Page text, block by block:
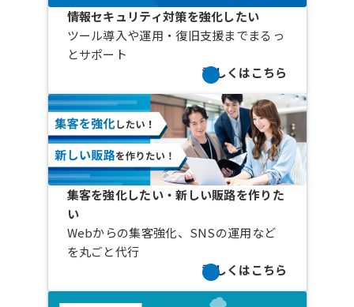
情報セキュリティ対策を強化したい
ツール導入や運用・復旧支援までまるっ
とサポート
詳しくはこちら
集客を強化したい・新しい販路を作りた
い
Webからの集客強化、SNSの運用など
を丸ごと代行
詳しくはこちら